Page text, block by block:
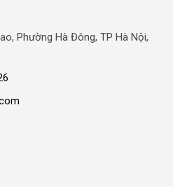
Phường Hà Đông, TP Hà Nội,